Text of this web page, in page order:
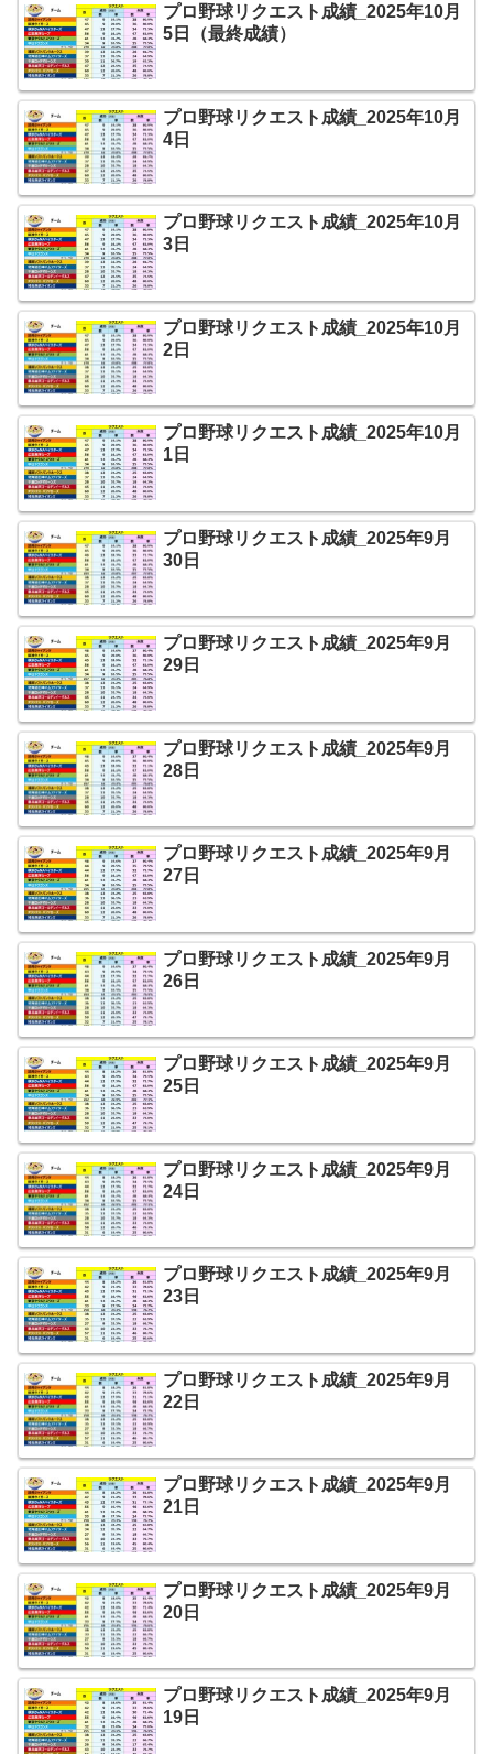
プロ野球リクエスト成績_2025年10月
5日（最終成績）
プロ野球リクエスト成績_2025年10月
4日
プロ野球リクエスト成績_2025年10月
3日
プロ野球リクエスト成績_2025年10月
2日
プロ野球リクエスト成績_2025年10月
1日
プロ野球リクエスト成績_2025年9月
30日
プロ野球リクエスト成績_2025年9月
29日
プロ野球リクエスト成績_2025年9月
28日
プロ野球リクエスト成績_2025年9月
27日
プロ野球リクエスト成績_2025年9月
26日
プロ野球リクエスト成績_2025年9月
25日
プロ野球リクエスト成績_2025年9月
24日
プロ野球リクエスト成績_2025年9月
23日
プロ野球リクエスト成績_2025年9月
22日
プロ野球リクエスト成績_2025年9月
21日
プロ野球リクエスト成績_2025年9月
20日
プロ野球リクエスト成績_2025年9月
19日